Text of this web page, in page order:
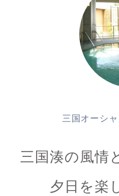
三国オーシ
三国湊の風情
夕日を楽